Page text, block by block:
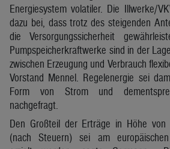
Energiesystem volatiler. Die Illwerke/
dazu bei, dass trotz des steigenden
die Versorgungssicherheit
Pumpspeicherkraftwerke sind in der
zwischen Erzeugung und Verbrauch
Vorstand Mennel. Regelenergie sei
Form von Strom und
nachgefragt.
Den Großteil der Erträge in Höhe
(nach Steuern) sei am europäischen